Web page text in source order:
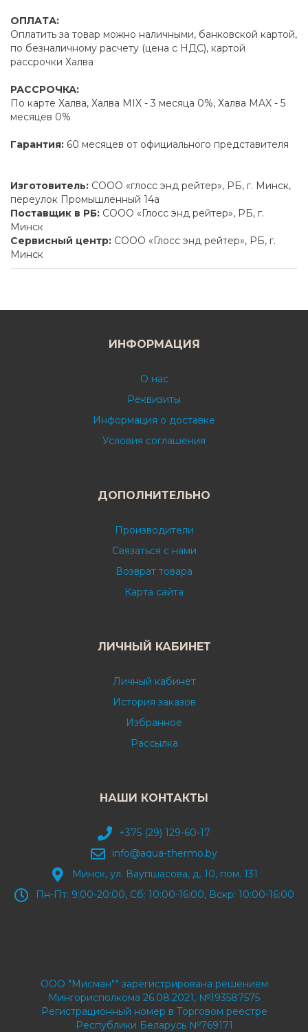
ОПЛАТА:
Оплатить за товар можно наличными, банковской картой,
по безналичному расчету (цена с НДС), картой
рассрочки Халва
РАССРОЧКА:
По карте Халва, Халва MIX - 3 месяца 0%, Халва MAX - 5
месяцев 0%
Гарантия: 60 месяцев от официального представителя
Изготовитель: СООО «глосс энд рейтер», РБ, г. Минск,
переулок Промышленный 14а
Поставщик в РБ: СООО «Глосс энд рейтер», РБ, г.
Минск
Сервисный центр: СООО «Глосс энд рейтер», РБ, г.
Минск
ИНФОРМАЦИЯ
О нас
Реквизиты
Информация о доставке
Условия соглашения
ДОПОЛНИТЕЛЬНО
Производители
Связаться с нами
Возврат товара
Карта сайта
ЛИЧНЫЙ КАБИНЕТ
Личный кабинет
История заказов
Избранное
Рассылка
НАШИ КОНТАКТЫ
+375 (29) 129-60-17
info@aqua-thermo.by
Минск, ул. Ваупшасова, д. 10, пом. 131
Пн-Пт: 9:00-20:00, Сб: 10:00-16:00, Вскр: 10:00-16:00
ООО "Мисман"" зарегистрирована решением
Мингорисполкома 26.08.2021, №193587575
Регистрационный номер в Торговом реестре
Республики Беларусь №769171